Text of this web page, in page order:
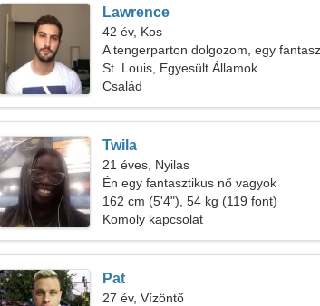
Lawrence
42 év, Kos
A tengerparton dolgozom, egy
nőt keresek
St. Louis, Egyesült Államok
Család
Twila
21 éves, Nyilas
Én egy fantasztikus nő vagyok
162 cm (5'4"), 54 kg (119 font)
Komoly kapcsolat
Pat
27 év, Vízöntő